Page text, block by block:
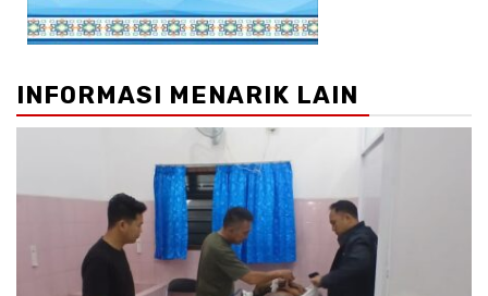
INFORMASI MENARIK LAIN